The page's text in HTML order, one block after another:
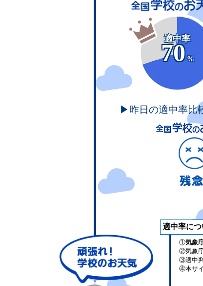
適中率
70
%
▶昨日の適中率比
適中率につ
①気象
②気象
③適中
④本サイ